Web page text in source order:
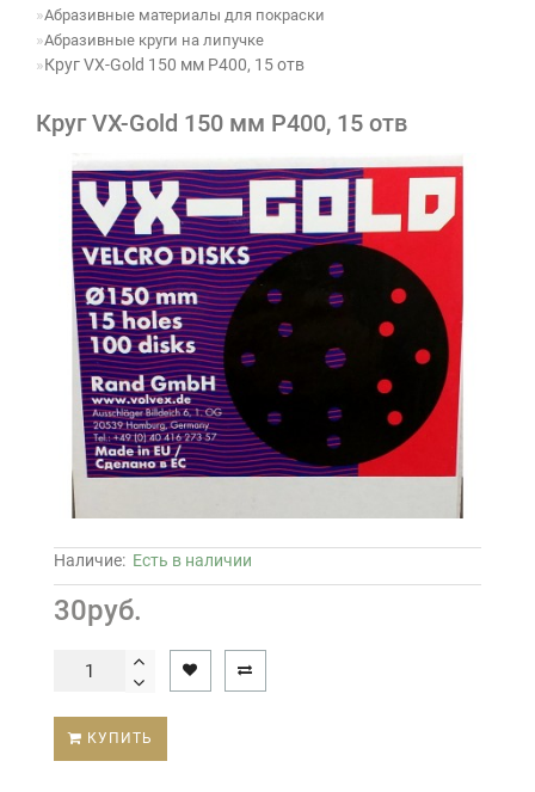
Абразивные материалы для покраски
Абразивные круги на липучке
Круг VX-Gold 150 мм P400, 15 отв
Круг VX-Gold 150 мм P400, 15 отв
Наличие: Есть в наличии
30руб.
КУПИТЬ